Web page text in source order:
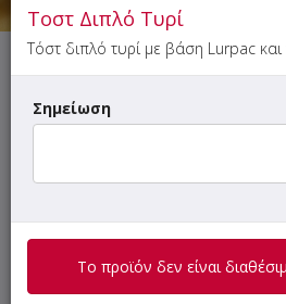
Γρήγορη
Τοστ Διπλό Τυρί
Τόστ διπλό τυρί με βάση Lurpac και
Σημείωση
Το προϊόν δεν είναι